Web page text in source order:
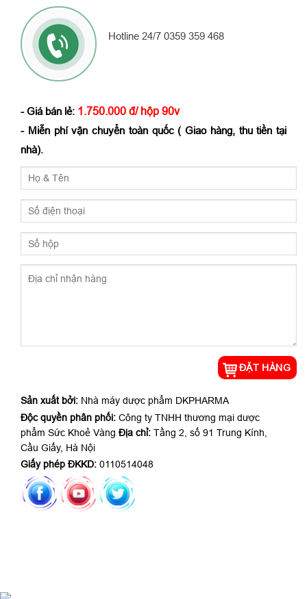
Hotline 24/7 0359 359 468
- Giá bán lẻ: 1.750.000 đ/ hộp 90v
- Miễn phí vận chuyển toàn quốc ( Giao hàng, thu tiền tại
nhà).
Sản xuất bởi: Nhà máy dược phẩm DKPHARMA
Độc quyền phân phối: Công ty TNHH thương mại dược
phẩm Sức Khoẻ Vàng Địa chỉ: Tầng 2, số 91 Trung Kính,
Cầu Giấy, Hà Nội
Giấy phép ĐKKD: 0110514048